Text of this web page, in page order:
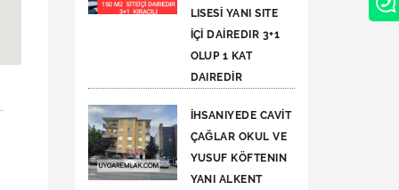
LISESİ YANI SITE
İÇİ DAİREDIR 3+1
OLUP 1 KAT
DAIREDİR
İHSANIYEDE CAVİT
ÇAĞLAR OKUL VE
YUSUF KÖFTENIN
YANI ALKENT